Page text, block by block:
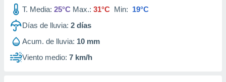
T. Media: 25°C Max.: 31°C Min: 19°C
Días de lluvia: 2 días
Acum. de lluvia: 10 mm
Viento medio: 7 km/h